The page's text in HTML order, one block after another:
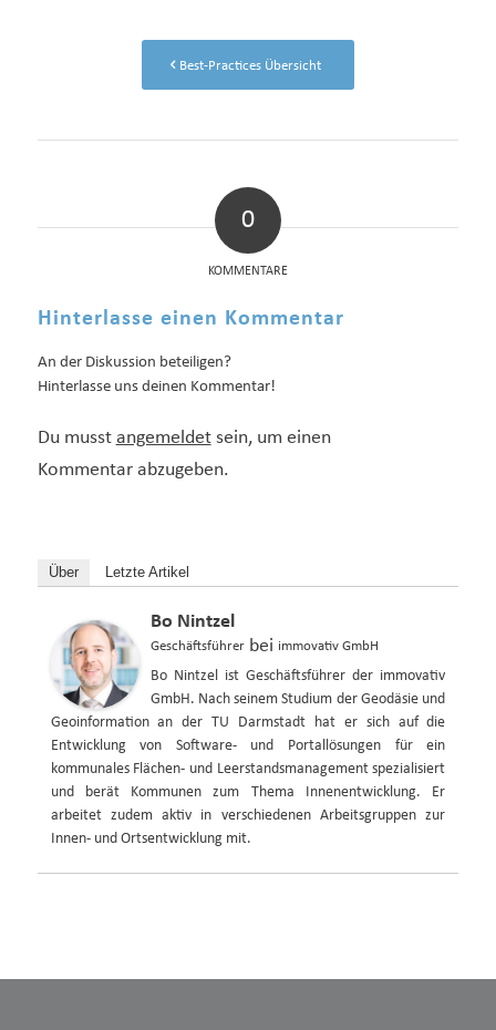
Best-Practices Übersicht
0
KOMMENTARE
Hinterlasse einen Kommentar
An der Diskussion beteiligen?
Hinterlasse uns deinen Kommentar!
Du musst angemeldetsein, um einen
Kommentar abzugeben.
Über Letzte Artikel
Bo Nintzel
Geschäftsführerbei immovativ GmbH
Bo Nintzel ist Geschäftsführer der immovativ
GmbH. Nach seinem Studium der Geodäsie und
Geoinformation an der TU Darmstadt hat er sich auf die
Entwicklung von Software- und Portallösungen für ein
kommunales Flächen- und Leerstandsmanagement spezialisiert
und berät Kommunen zum Thema Innenentwicklung. Er
arbeitet zudem aktiv in verschiedenen Arbeitsgruppen zur
Innen- und Ortsentwicklung mit.